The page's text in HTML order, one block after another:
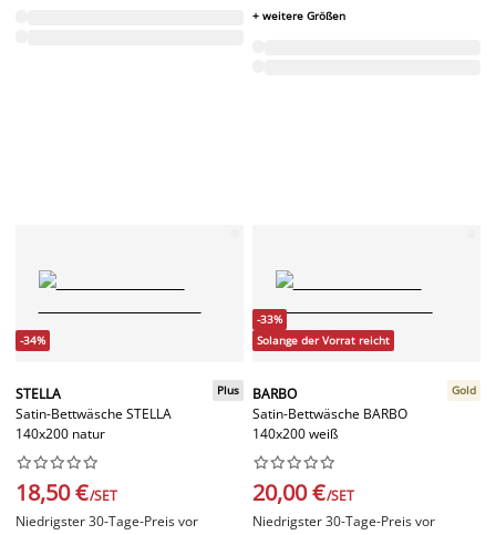
+ weitere Größen
-34%
STELLA
Satin-Bettwäsche STELLA
140x200 natur
Plus






18,50 €/SET
Niedrigster 30-Tage-Preis vor
-33%
Solange der Vorrat reicht
BARBO
Satin-Bettwäsche BARBO
140x200 weiß
Gold






20,00 €/SET
Niedrigster 30-Tage-Preis vor